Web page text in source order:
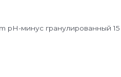
pH-минус гранулированный 15